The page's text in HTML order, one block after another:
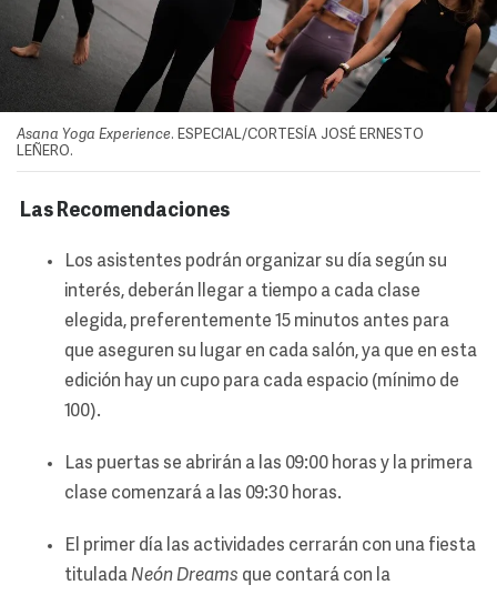
Asana Yoga Experience. ESPECIAL/CORTESÍA JOSÉ ERNESTO
LEÑERO.
Las Recomendaciones
Los asistentes podrán organizar su día según su
interés, deberán llegar a tiempo a cada clase
elegida, preferentemente 15 minutos antes para
que aseguren su lugar en cada salón, ya que en esta
edición hay un cupo para cada espacio (mínimo de
100).
Las puertas se abrirán a las 09:00 horas y la primera
clase comenzará a las 09:30 horas.
El primer día las actividades cerrarán con una fiesta
titulada Neón Dreams que contará con la